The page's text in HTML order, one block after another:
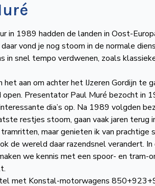
in 1989 hadden de landen in Oost-
vond je nog stoom in de normale
in snel tempo verdwenen, zoals
het aan om achter het IJzeren Gordijn te
Presentator Paul Muré bezocht in
dia’s op. Na 1989 volgden
restjes stoom, gaan vaak jaren terug
maar genieten ik van prachtige
de wereld daar razendsnel verandert.
we kennis met een spoor- en tram-